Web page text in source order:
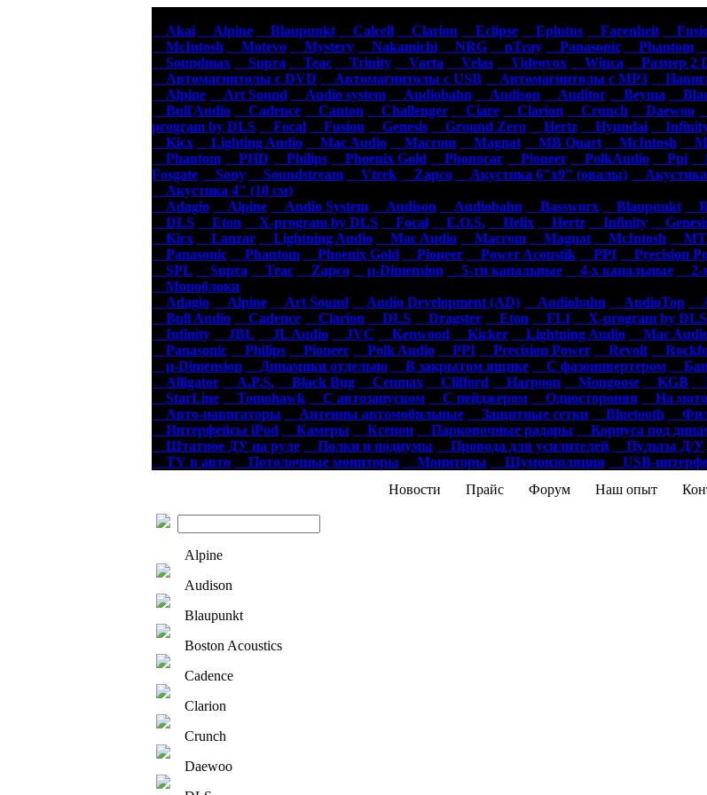
Akai
Alpine Blaupunkt Calcell Clarion Eclipse Eplutus Farenheit
McIntosh
Motevo Mystery Nakamichi NRG nTray Panasonic Phantom
Soundmax
Supra Teac Trinity Varta Velas Videovox Winca Размер 2
Автомагнитолы с DVD
Автомагнитолы с USB Автомагнитолы с MP3
Alpine
Art Sound Audio system Audiobahn Audison Auditor Beyma
Bull Audio
Cadence Canton Challenger Ciare Clarion Crunch Daewoo
program by DLS
Focal Fusion Genesis Ground Zero Hertz Hyundai
Kicx
Lighting Audio Mac Audio Macrom Magnat MB Quart McIntosh
Phantom
PHD Philips Phoenix Gold Phonocar Pioneer PolkAudio Ppi
Fosgate
Sony Soundstream Vtrek Zapco Акустика 6"х9" (овалы) Акустика
Акустика 4" (10 см)
Adagio
Alpine Audio System Audison Audiobahn Bassworx Blaupunkt
DLS
Eton X-program by DLS Focal E.O.S. Helix Hertz Infinity
Kicx
Lanzar Lightning Audio Mac Audio Macrom Magnat McIntosh
Panasonic
Phantom Phoenix Gold Pioneer Power Acoustik PPI Precision
SPL
Supra Teac Zapco µ-Dimension 5-ти канальные 4-х канальные 2-
Моноблоки
Adagio
Alpine Art Sound Audio Development (AD) Audiobahn AudioTop
Bull Audio
Cadence Clarion DLS Dragster Eton FLI X-program by DLS
Infinity
JBL JL Audio JVC Kenwood Kicker Lightning Audio Mac
Panasonic
Philips Pioneer Polk Audio PPI Precision Power Revolt
µ-Dimension
Динамики отдельно В закрытом ящике С фазоинвертером
Alligator
A.P.S. Black Bug Cenmax Clifford Harpoon Mongoose KGB
StarLine
Tomohawk С автозапуском С пейджером Одностороняя
На
Авто-навигаторы
Антенны автомобильные Защитные сетки Bluetooth
Интерфейсы iPod
Камеры Ксенон Парковочные радары Корпуса под
Штатное ДУ на руле
Полки и подиумы Провода для усилителей Пульты Д/У
TV в авто
Потолочные мониторы Мониторы Шумоизоляция
USB-
Новости ПрайсФорумНаш опыт
Alpine
Audison
Blaupunkt
Boston Acoustics
Cadence
Clarion
Crunch
Daewoo